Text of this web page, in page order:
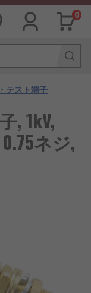
0
テスト端子
, 1kV,
ネジ,